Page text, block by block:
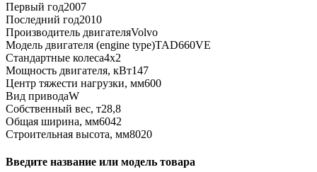
Первый год2007
Последний год2010
Производитель двигателяVolvo
Модель двигателя (engine type)TAD660VE
Стандартные колеса4x2
Мощность двигателя, кВт147
Центр тяжести нагрузки, мм600
Вид приводаW
Собственный вес, т28,8
Общая ширина, мм6042
Строительная высота, мм8020
Введите название или модель товара